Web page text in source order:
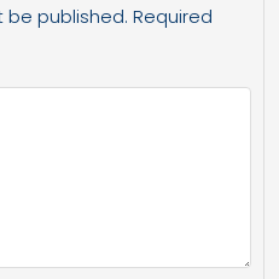
be published. Required